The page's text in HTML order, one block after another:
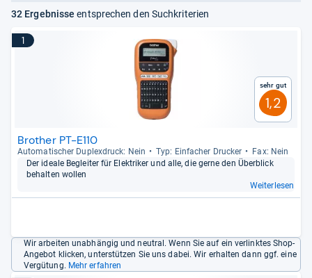
32 Ergebnisse entsprechen den Suchkriterien
1
Sehr gut
1,2
Brother PT-E110
Auto­ma­ti­scher Duplex­druck: Nein Typ: Ein­fa­cher Dru­cker
Fax: Nein
Der ideale Beglei­ter für Elek­tri­ker und alle, die gerne den Über­blick
behal­ten wol­len
Weiterlesen
Wir arbeiten unabhängig und neutral. Wenn Sie auf ein verlinktes Shop-
Angebot klicken, unterstützen Sie uns dabei. Wir erhalten dann ggf. eine
Vergütung. Mehr erfahren